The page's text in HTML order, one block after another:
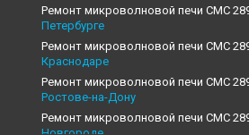
Ремонт микроволновой печи CMC
Петербурге
Ремонт микроволновой печи CMC
Краснодаре
Ремонт микроволновой печи CMC
Ростове-на-Дону
Ремонт микроволновой печи CMC